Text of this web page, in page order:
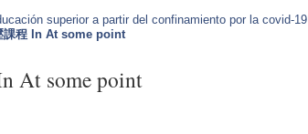
superior a partir del confinamiento por la covid-19
課程 In At some point
At some point